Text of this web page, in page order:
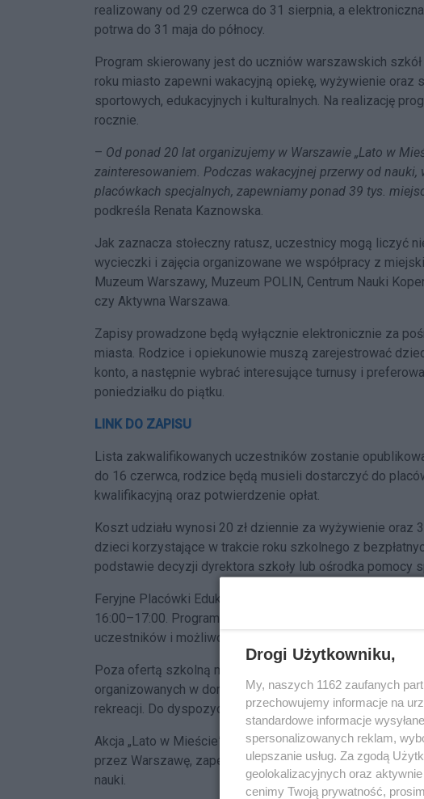
realizowany od 29 czerwca do 31 sierpnia, a
potrwa do 31 maja do północy.
Program skierowany jest do uczniów warszawskich
roku miasto zapewni wakacyjną opiekę, wyżywienie oraz
sportowych, edukacyjnych i kulturalnych. Na realizację
rocznie.
– Od ponad 20 lat organizujemy w Warszawie „Lato w
zainteresowaniem. Podczas wakacyjnej przerwy od
placówkach specjalnych, zapewniamy ponad 39 tys.
podkreśla Renata Kaznowska.
Jak zaznacza stołeczny ratusz, uczestnicy mogą liczyć
wycieczki i zajęcia organizowane we współpracy z
Muzeum Warszawy, Muzeum POLIN, Centrum Nauki
czy Aktywna Warszawa.
Zapisy prowadzone będą wyłącznie elektronicznie za
miasta. Rodzice i opiekunowie muszą zarejestrować
konto, a następnie wybrać interesujące turnusy i
poniedziałku do piątku.
LINK DO ZAPISU
Lista zakwalifikowanych uczestników zostanie
do 16 czerwca, rodzice będą musieli dostarczyć do
kwalifikacyjną oraz potwierdzenie opłat.
Koszt udziału wynosi 20 zł dziennie za wyżywienie oraz
dzieci korzystające w trakcie roku szkolnego z
podstawie decyzji dyrektora szkoły lub ośrodka pomocy
Feryjne Placówki Edukacyjne będą działały od
16:00–17:00. Program zajęć każda szkoła przygotowuje
uczestników i możliwości organizacyjnych.
Poza ofertą szkolną miasto przygotowało także około
organizowanych w domach kultury, bibliotekach,
rekreacji. Do dyspozycji uczestników będą również
Akcja „Lato w Mieście” od lat pozostaje jedną z
przez Warszawę, zapewniając dzieciom bezpieczny i
nauki.
Drogi Użytkowniku,
My, naszych 1162 zaufanych
przechowujemy informacje na
standardowe informacje
spersonalizowanych reklam,
ulepszanie usług. Za zgodą
geolokalizacyjnych oraz
cenimy Twoją prywatność,